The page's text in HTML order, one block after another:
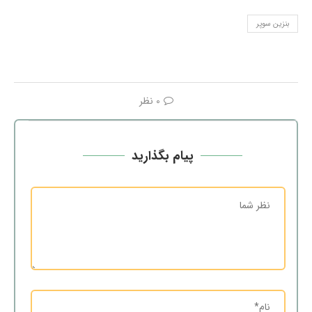
بنزین سوپر
0 نظر
پیام بگذارید